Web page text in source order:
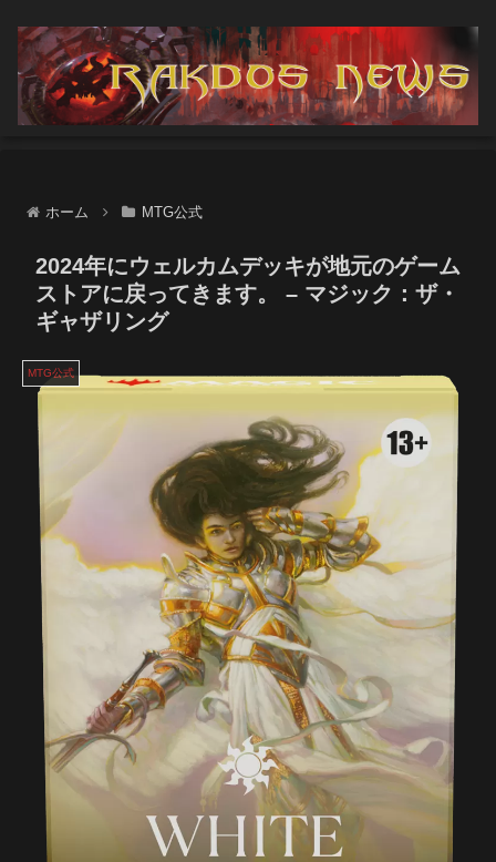
ホーム MTG公式
2024年にウェルカムデッキが地元のゲーム
ストアに戻ってきます。 – マジック：ザ・
ギャザリング
MTG公式